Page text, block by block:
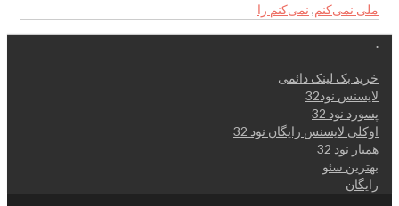
ملی نمی‌کنم, نمی‌کنم را
.
خرید بک لینک دائمی
لایسنس نود32
پسورد نود 32
اوکلی لایسنس رایگان نود 32
همیار نود 32
بهترین سئو
رایگان